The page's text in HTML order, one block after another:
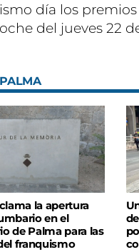
día los
del jueves 22
la apertura
en el
de Palma para las
franquismo